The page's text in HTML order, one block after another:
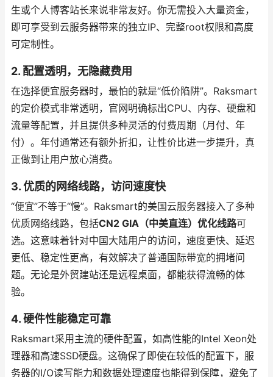
生或个人博客站长来说非常友好。你无需投入大量资金，
即可享受到云服务器带来的独立IP、完整root权限和高度
可定制性。
2. 配置透明，无隐藏费用
在选择便宜服务器时，最怕的就是“低价陷阱”。Raksmart
的定价模式非常透明，官网明确标出CPU、内存、硬盘和
流量等配置，并且提供多种灵活的付费周期（月付、年
付）。年付通常还有额外折扣，让性价比进一步提升，真
正做到让用户放心消费。
3. 优质的网络线路，访问速度快
“便宜”不等于“慢”。Raksmart的美国云服务器接入了多种
优质网络线路，包括CN2 GIA（中美直连）优化线路可
选。这意味着针对中国大陆用户的访问，速度更快、延迟
更低、稳定性更高，有效解决了普通国际带宽的拥堵问
题。无论是外贸建站还是远程桌面，都能获得流畅的体
验。
4. 硬件性能稳定可靠
Raksmart采用主流的硬件配置，如高性能的Intel Xeon处
理器和高速SSD硬盘。这确保了即使在较低的配置下，服
务器的I/O读写能力和数据处理速度也能得到保障，避免了